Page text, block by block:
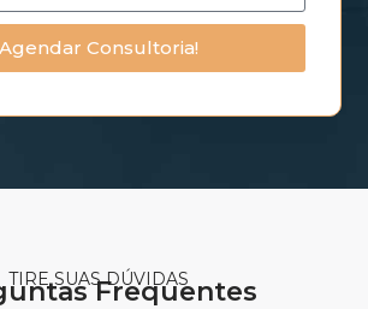
Agendar Consultoria!
TIRE SUAS DÚVIDAS
Frequentes